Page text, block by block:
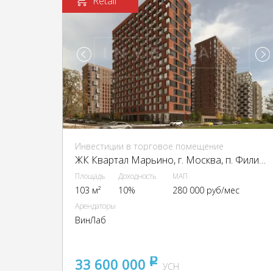
Инвестиции в торговое помещение
ЖК Квартал Марьино, г. Москва, п. Филимонковское, ЖК Квартал Марьино, к2
Площадь
103 м²
Доходность
10%
МАП
280 000 руб/мес
Арендаторы
ВинЛаб
33 600 000 pуб
УСН